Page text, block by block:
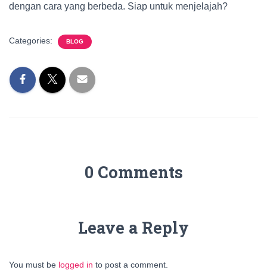
dengan cara yang berbeda. Siap untuk menjelajah?
Categories: BLOG
0 Comments
Leave a Reply
You must be logged in to post a comment.